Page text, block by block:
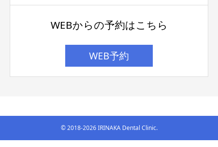
WEBからの予約はこちら
WEB予約
© 2018-2026 IRINAKA Dental Clinic.